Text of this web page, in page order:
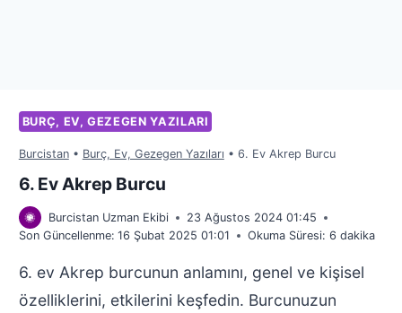
BURÇ, EV, GEZEGEN YAZILARI
Burcistan• Burç, Ev, Gezegen Yazıları • 6. Ev Akrep Burcu
6. Ev Akrep Burcu
Burcistan Uzman Ekibi
23 Ağustos 2024 01:45
Son Güncellenme: 16 Şubat 2025 01:01 Okuma Süresi: 6 dakika
6. ev Akrep burcunun anlamını, genel ve kişisel
özelliklerini, etkilerini keşfedin. Burcunuzun